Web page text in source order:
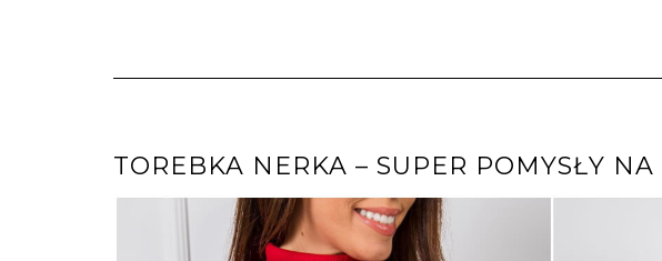
TOREBKA NERKA – SUPER POMYSŁY NA